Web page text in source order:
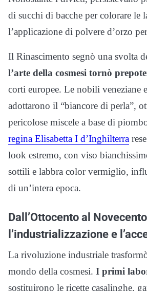
di succhi di bacche per colorare le
l’applicazione di polvere d’orzo
Il Rinascimento segnò una svolta
l’arte della cosmesi tornò
corti europee. Le nobili veneziane
adottarono il “biancore di perla”,
pericolose miscele a base di
regina Elisabetta I d’Inghilterra
look estremo, con viso
sottili e labbra color vermiglio,
di un’intera epoca.
Dall’Ottocento al
l’industrializzazione e
La rivoluzione industriale
mondo della cosmesi. I primi
sostituirono le ricette casalinghe,